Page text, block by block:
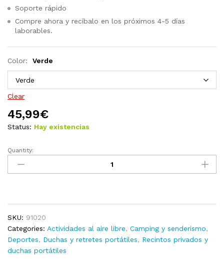
Soporte rápido
Compre ahora y recíbalo en los próximos 4-5 días
laborables.
Color: Verde
Clear
45,99€
Status: Hay existencias
Tienda
campaña
quantity
Quantity:
SKU: 91020
Categories: Actividades al aire libre, Camping y senderismo,
Deportes, Duchas y retretes portátiles, Recintos privados y
duchas portátiles